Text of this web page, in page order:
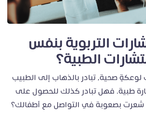
التربوية بنفس
الطبية؟
صحية، تبادر بالذهاب إلى الطبيب
طبية. فهل تبادر كذلك للحصول على
شعرت بصعوبة في التواصل مع أطفالك؟